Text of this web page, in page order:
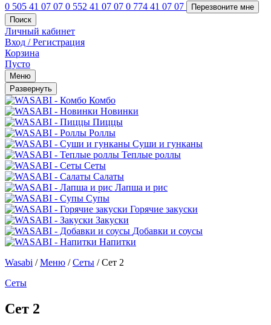
0 505 41 07 07 0 552 41 07 07 0 774 41 07 07
Перезвоните мне
Поиск
Личный кабинет
Вход / Регистрация
Корзина
Пусто
Меню
Развернуть
Комбо
Новинки
Пиццы
Роллы
Суши и гунканы
Теплые роллы
Сеты
Салаты
Лапша и рис
Супы
Горячие закуски
Закуски
Добавки и соусы
Напитки
Wasabi /Меню /Сеты /Сет 2
Сеты
Сет 2